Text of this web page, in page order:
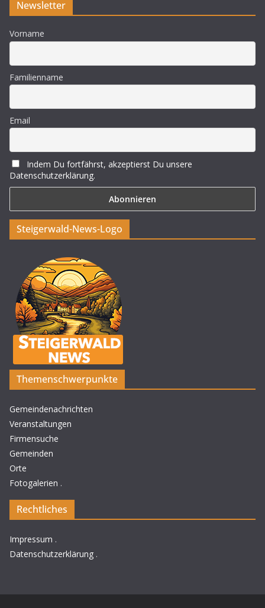
Newsletter
Vorname
Familienname
Email
Indem Du fortfährst, akzeptierst Du unsere
Datenschutzerklärung.
Steigerwald-News-Logo
Themenschwerpunkte
Gemeindenachrichten
Veranstaltungen
Firmensuche
Gemeinden
Orte
Fotogalerien .
Rechtliches
Impressum .
Datenschutzerklärung .